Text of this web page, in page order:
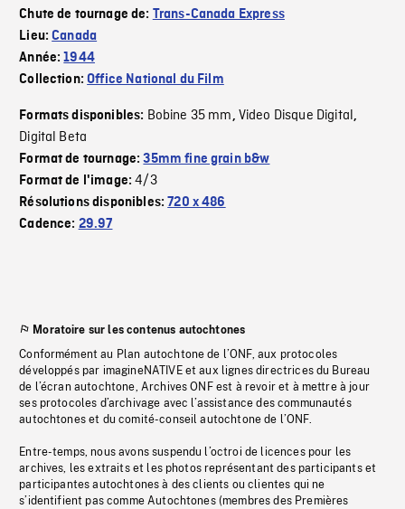
Chute de tournage de: Trans-Canada Express
Lieu:Canada
Année:1944
Collection:Office National du Film
Formats disponibles: Bobine 35 mm, Video Disque Digital,
Digital Beta
Format de tournage:35mm fine grain b&w
Format de l'image:4/3
Résolutions disponibles:720 x 486
Cadence: 29.97
Moratoire sur les contenus autochtones
Conformément au Plan autochtone de l’ONF, aux protocoles
développés par imagineNATIVE et aux lignes directrices du Bureau
de l’écran autochtone, Archives ONF est à revoir et à mettre à jour
ses protocoles d’archivage avec l’assistance des communautés
autochtones et du comité-conseil autochtone de l’ONF.
Entre-temps, nous avons suspendu l’octroi de licences pour les
archives, les extraits et les photos représentant des participants et
participantes autochtones à des clients ou clientes qui ne
s’identifient pas comme Autochtones (membres des Premières